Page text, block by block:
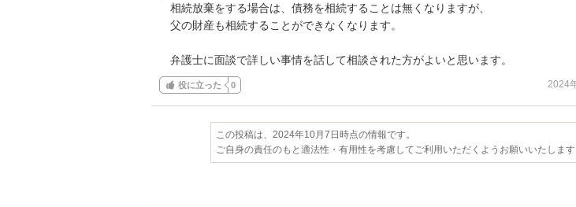
相続放棄をする場合は、債務を相続することは無くなりますが、
父の財産も相続することができなくなります。
弁護士に面談で詳しい事情を話して相談された方がよいと思います。
役に立った 0 2024
この投稿は、2024年10月7日時点の情報です。
ご自身の責任のもと適法性・有用性を考慮してご利用いただくようお願いいたします